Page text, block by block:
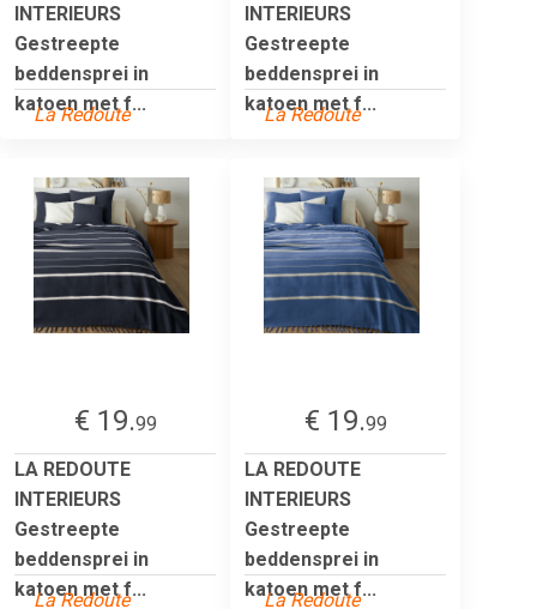
INTERIEURS
Gestreepte
beddensprei in
katoen met f...
La Redoute
INTERIEURS
Gestreepte
beddensprei in
katoen met f...
La Redoute
€ 19.99
LA REDOUTE
INTERIEURS
Gestreepte
beddensprei in
katoen met f...
La Redoute
€ 19.99
LA REDOUTE
INTERIEURS
Gestreepte
beddensprei in
katoen met f...
La Redoute